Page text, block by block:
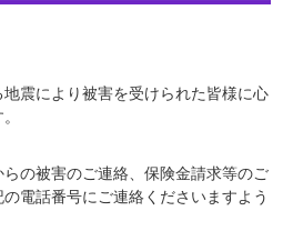
震により被害を受けられた皆様に心
の被害のご連絡、保険金請求等のご
電話番号にご連絡くださいますよう